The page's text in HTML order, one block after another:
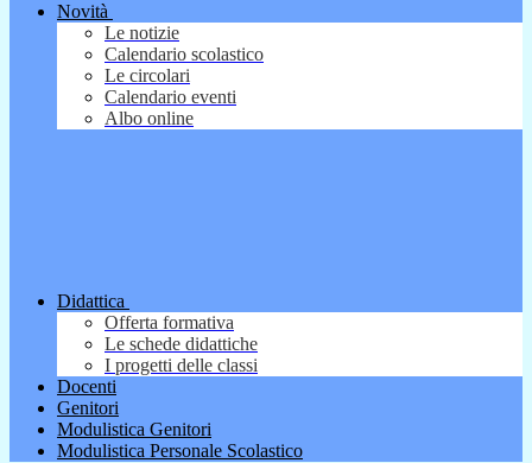
Novità
Le notizie
Calendario scolastico
Le circolari
Calendario eventi
Albo online
Didattica
Offerta formativa
Le schede didattiche
I progetti delle classi
Docenti
Genitori
Modulistica Genitori
Modulistica Personale Scolastico